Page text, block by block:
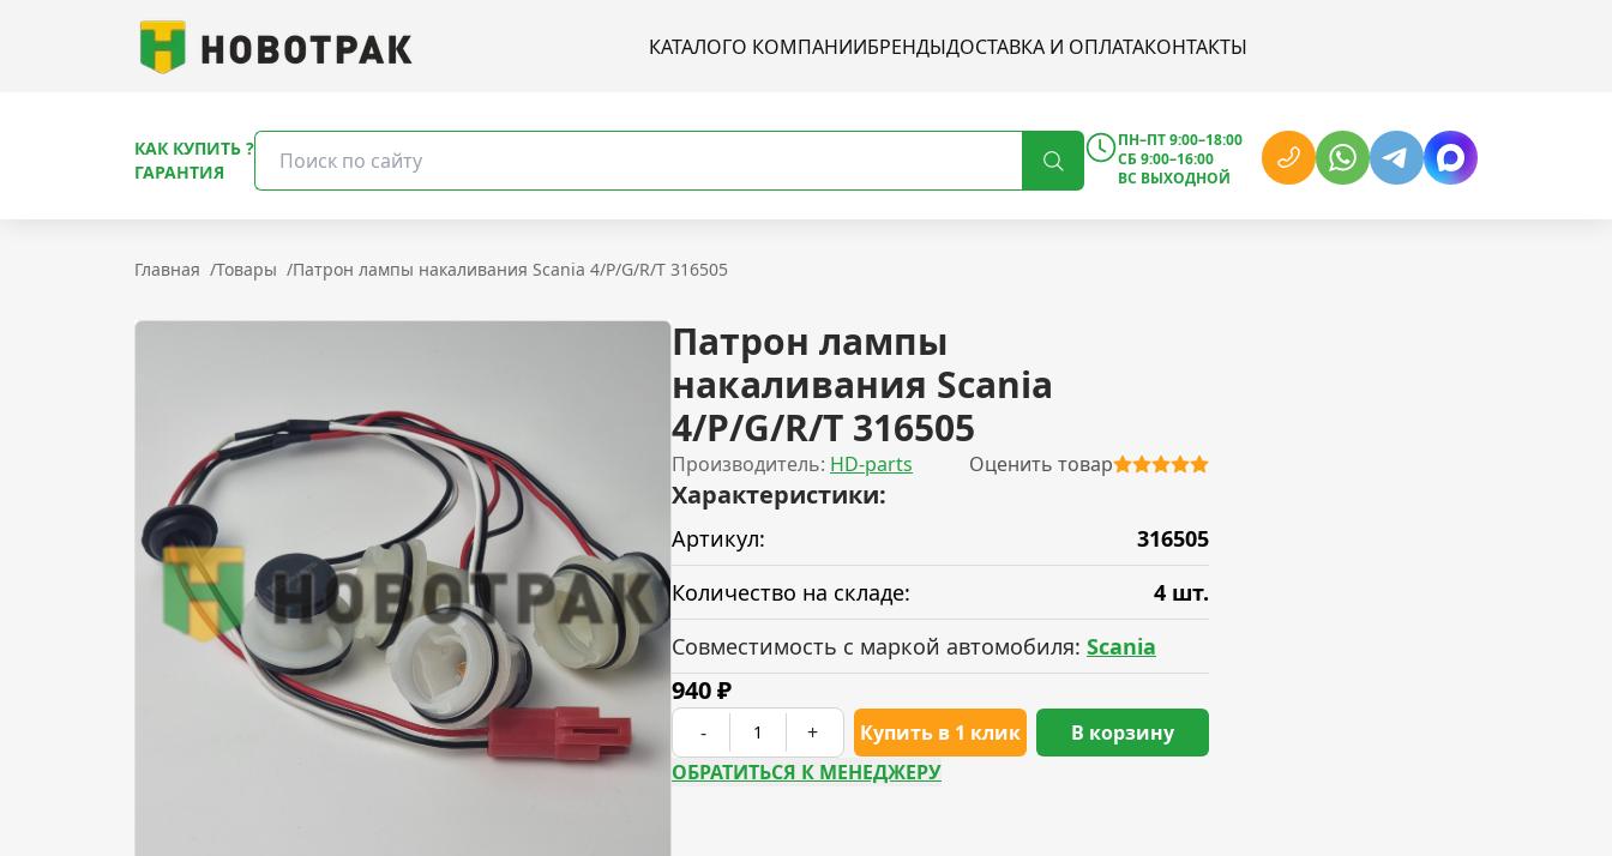
КАТАЛОГО КОМПАНИИБРЕНДЫДОСТАВКА И ОПЛАТАКОНТАКТЫ
КАК КУПИТЬ ?
ГАРАНТИЯ
ПН–ПТ 9:00–18:00
СБ 9:00–16:00
ВС ВЫХОДНОЙ
Главная /Товары /Патрон лампы накаливания Scania 4/P/G/R/T 316505
Патрон лампы
накаливания Scania
4/P/G/R/T 316505
Производитель: HD-parts Оценить товар
Характеристики:
Артикул:
316505
Количество на складе:
4 шт.
Совместимость с маркой автомобиля: Scania
940₽
- + Купить в 1 клик
В корзину
ОБРАТИТЬСЯ К МЕНЕДЖЕРУ